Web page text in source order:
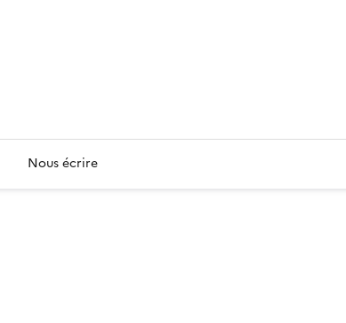
Nous écrire